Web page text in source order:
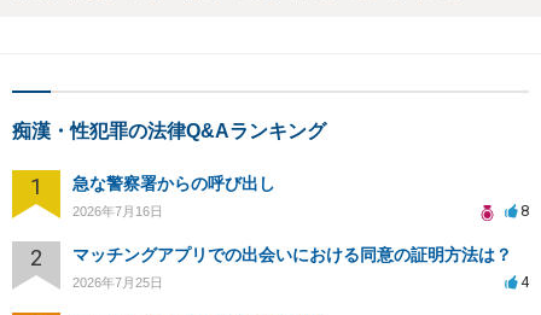
痴漢・性犯罪の法律Q&Aランキング
1 急な警察署からの呼び出し
2026年7月16日 8
2 マッチングアプリでの出会いにおける同意の証明方法は？
2026年7月25日 4